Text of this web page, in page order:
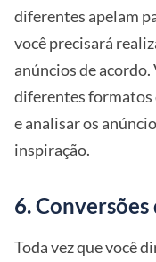
diferentes apelam
você precisará
anúncios de
diferentes formatos
e analisar os
inspiração.
6.
Toda vez que você